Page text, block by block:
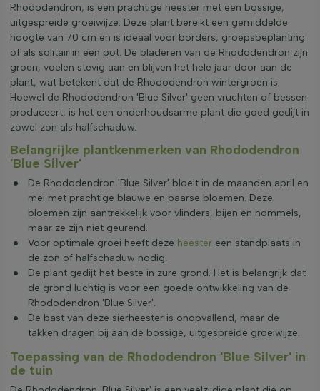
Rhododendron, is een prachtige heester met een bossige,
uitgespreide groeiwijze. Deze plant bereikt een gemiddelde
hoogte van 70 cm en is ideaal voor borders, groepsbeplanting
of als solitair in een pot. De bladeren van de Rhododendron zijn
groen, voelen stevig aan en blijven het hele jaar door aan de
plant, wat betekent dat de Rhododendron wintergroen is.
Hoewel de Rhododendron 'Blue Silver' geen vruchten of bessen
produceert, is het een onderhoudsarme plant die goed gedijt in
zowel zon als halfschaduw.
Belangrijke plantkenmerken van Rhododendron
'Blue Silver'
De Rhododendron 'Blue Silver' bloeit in de maanden april en
mei met prachtige blauwe en paarse bloemen. Deze
bloemen zijn aantrekkelijk voor vlinders, bijen en hommels,
maar ze zijn niet geurend.
Voor optimale groei heeft deze heester een standplaats in
de zon of halfschaduw nodig.
De plant gedijt het beste in zure grond. Het is belangrijk dat
de grond luchtig is voor een goede ontwikkeling van de
Rhododendron 'Blue Silver'.
De bast van deze sierheester is onopvallend, maar de
takken dragen bij aan de bossige, uitgespreide groeiwijze.
Toepassing van de Rhododendron 'Blue Silver' in
de tuin